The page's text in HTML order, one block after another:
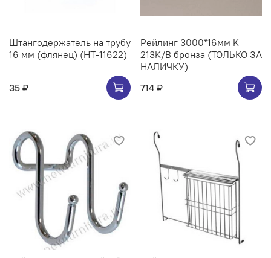
Штангодержатель на трубу
16 мм (флянец) (НТ-11622)
35 ₽
Рейлинг 3000*16мм K
213K/B бронза (ТОЛЬКО ЗА
НАЛИЧКУ)
714 ₽